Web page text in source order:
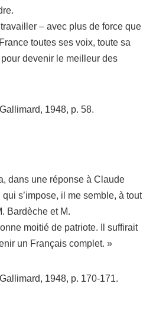
– avec plus de force que
toutes ses voix, toute sa
devenir le meilleur des
1948, p. 58.
dans une réponse à Claude
s’impose, il me semble, à tout
Bardèche et M.
moitié de patriote. Il suffirait
un Français complet. »
1948, p. 170-171.